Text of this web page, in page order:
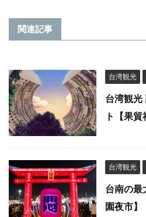
関連記事
台湾観光
台湾観光
ト【果貿
台湾観光
台南の最
園夜市】